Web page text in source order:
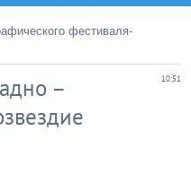
фестиваля-
10:51
–